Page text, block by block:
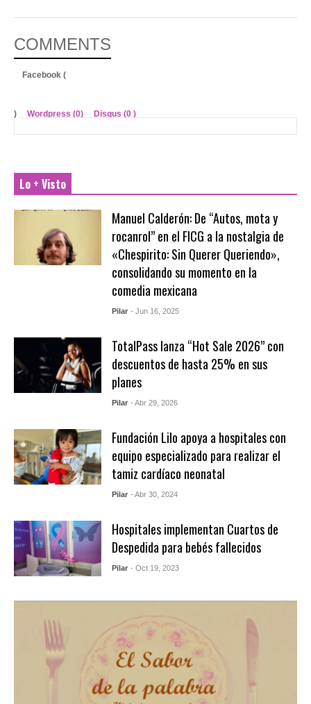
COMMENTS
Facebook (
) Wordpress (0) Disqus (0 )
Lo + Visto
Manuel Calderón: De “Autos, mota y
rocanrol” en el FICG a la nostalgia de
«Chespirito: Sin Querer Queriendo»,
consolidando su momento en la
comedia mexicana
Pilar - Jun 16, 2025
TotalPass lanza “Hot Sale 2026” con
descuentos de hasta 25% en sus
planes
Pilar - Abr 29, 2026
Fundación Lilo apoya a hospitales con
equipo especializado para realizar el
tamiz cardíaco neonatal
Pilar - Abr 30, 2024
Hospitales implementan Cuartos de
Despedida para bebés fallecidos
Pilar - Oct 19, 2023